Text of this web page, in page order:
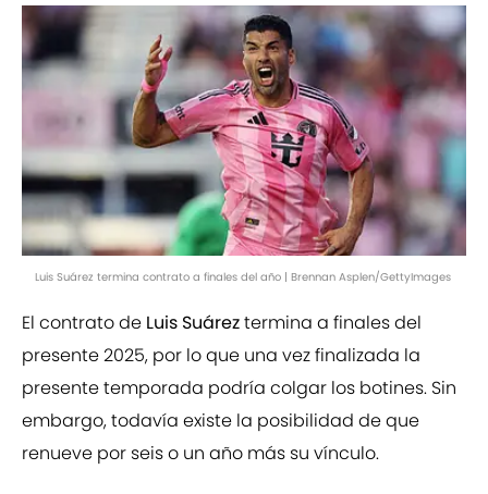
Luis Suárez termina contrato a finales del año | Brennan Asplen/GettyImages
El contrato de Luis Suáreztermina a finales del
presente 2025, por lo que una vez finalizada la
presente temporada podría colgar los botines. Sin
embargo, todavía existe la posibilidad de que
renueve por seis o un año más su vínculo.